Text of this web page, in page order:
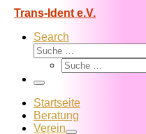
Trans-Ident e.V.
Search
Suche
Suche
Menü
Startseite
Beratung
Verein